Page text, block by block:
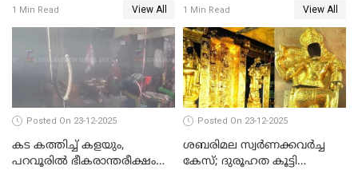
വേണ്ടിയുള്ള
പിടിവലിക്കിടയിൽ
അപ്പൂപ്പനെതിരെ പോക്സോ
കേസ് ഒടുവിൽ 4 ജീവനുകൾ
പൊലിഞ്ഞു
1 Min Read View All
മേയറാകില്ല
1 Min Read View All
Posted On 23-12-2025
കട കത്തിച്ച് കളയും,
പറവൂരില്‍ ഭീകരാന്തരീക്ഷം
Posted On 23-12-2025
ശബരിമല സ്വര്‍ണക്കവര്‍ച്ച
കേസ്; ദുരൂഹത കൂട്ടി